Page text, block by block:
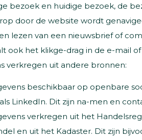
bezoek en huidige bezoek, de
door de website wordt
lezen van een nieuwsbrief of
ook het klikge-drag in de e-mail
verkregen uit andere bronnen:
beschikbaar op openbare
LinkedIn. Dit zijn na-men en
verkregen uit het
en uit het Kadaster. Dit zijn